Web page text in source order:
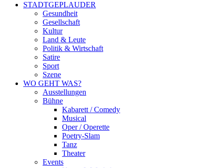
STADTGEPLAUDER
Gesundheit
Gesellschaft
Kultur
Land & Leute
Politik & Wirtschaft
Satire
Sport
Szene
WO GEHT WAS?
Ausstellungen
Bühne
Kabarett / Comedy
Musical
Oper / Operette
Poetry-Slam
Tanz
Theater
Events